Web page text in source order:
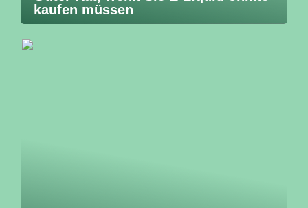
kaufen müssen